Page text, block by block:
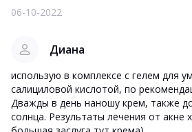
06-10-2022
Диана
использую в комплексе с гелем для
салициловой кислотой, по
Дважды в день наношу крем, также
солнца. Результаты лечения от акне